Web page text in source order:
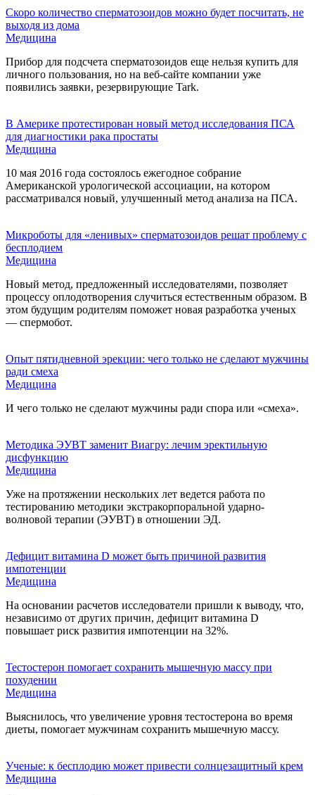
Скоро количество сперматозоидов можно будет посчитать, не
выходя из дома
Медицина
Прибор для подсчета сперматозоидов еще нельзя купить для
личного пользования, но на веб-сайте компании уже
появились заявки, резервирующие Tark.
В Америке протестирован новый метод исследования ПСА
для диагностики рака простаты
Медицина
10 мая 2016 года состоялось ежегодное собрание
Американской урологической ассоциации, на котором
рассматривался новый, улучшенный метод анализа на ПСА.
Микроботы для «ленивых» сперматозоидов решат проблему с
бесплодием
Медицина
Новый метод, предложенный исследователями, позволяет
процессу оплодотворения случиться естественным образом. В
этом будущим родителям поможет новая разработка ученых
— спермобот.
Опыт пятидневной эрекции: чего только не сделают мужчины
ради смеха
Медицина
И чего только не сделают мужчины ради спора или «смеха».
Методика ЭУВТ заменит Виагру: лечим эректильную
дисфункцию
Медицина
Уже на протяжении нескольких лет ведется работа по
тестированию методики экстракорпоральной ударно-
волновой терапии (ЭУВТ) в отношении ЭД.
Дефицит витамина D может быть причиной развития
импотенции
Медицина
На основании расчетов исследователи пришли к выводу, что,
независимо от других причин, дефицит витамина D
повышает риск развития импотенции на 32%.
Тестостерон помогает сохранить мышечную массу при
похудении
Медицина
Выяснилось, что увеличение уровня тестостерона во время
диеты, помогает мужчинам сохранить мышечную массу.
Ученые: к бесплодию может привести солнцезащитный крем
Медицина